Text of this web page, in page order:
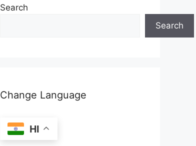
Search
Search
Change Language
HI